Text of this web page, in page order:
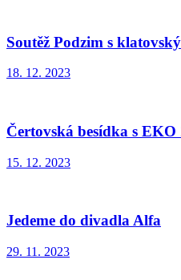
Soutěž Podzim s
18. 12. 2023
Čertovská besídka s
15. 12. 2023
Jedeme do divadla Alfa
29. 11. 2023